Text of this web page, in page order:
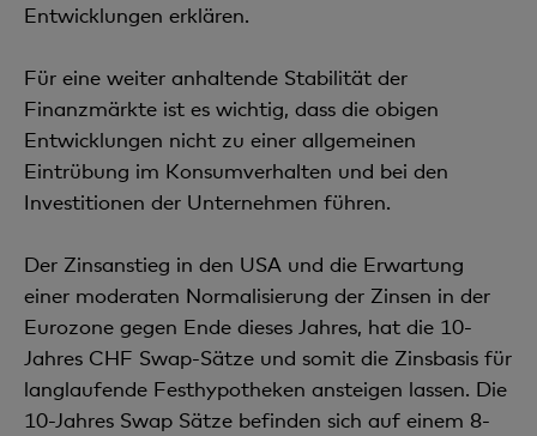
Entwicklungen erklären.
Für eine weiter anhaltende Stabilität der
Finanzmärkte ist es wichtig, dass die obigen
Entwicklungen nicht zu einer allgemeinen
Eintrübung im Konsumverhalten und bei den
Investitionen der Unternehmen führen.
Der Zinsanstieg in den USA und die Erwartung
einer moderaten Normalisierung der Zinsen in der
Eurozone gegen Ende dieses Jahres, hat die 10-
Jahres CHF Swap-Sätze und somit die Zinsbasis für
langlaufende Festhypotheken ansteigen lassen. Die
10-Jahres Swap Sätze befinden sich auf einem 8-